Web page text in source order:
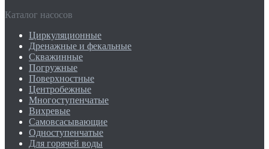
Каталог насосов
Циркуляционные
Дренажные и фекальные
Скважинные
Погружные
Поверхностные
Центробежные
Многоступенчатые
Вихревые
Самовсасывающие
Одноступенчатые
Для горячей воды